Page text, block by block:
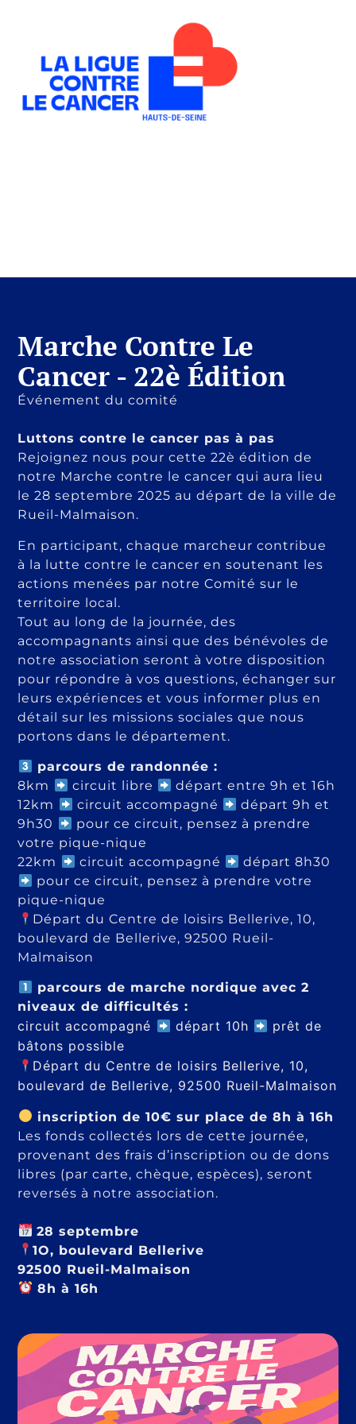
Marche Contre Le
Cancer - 22è Édition
Événement du comité
Luttons contre le cancer pas à pas
Rejoignez nous pour cette 22è édition de
notre Marche contre le cancer qui aura lieu
le 28 septembre 2025 au départ de la ville de
Rueil-Malmaison.
En participant, chaque marcheur contribue
à la lutte contre le cancer en soutenant les
actions menées par notre Comité sur le
territoire local.
Tout au long de la journée, des
accompagnants ainsi que des bénévoles de
notre association seront à votre disposition
pour répondre à vos questions, échanger sur
leurs expériences et vous informer plus en
détail sur les missions sociales que nous
portons dans le département.
parcours de randonnée :
8km
circuit libre
départ entre 9h et 16h
12km
circuit accompagné
départ 9h et
9h30
pour ce circuit, pensez à prendre
votre pique-nique
22km
circuit accompagné
départ 8h30
pour ce circuit, pensez à prendre votre
pique-nique
Départ du Centre de loisirs Bellerive, 10,
boulevard de Bellerive, 92500 Rueil-
Malmaison
parcours de marche nordique avec 2
niveaux de difficultés :
circuit accompagné départ 10h
prêt de
bâtons possible
Départ du Centre de loisirs Bellerive, 10,
boulevard de Bellerive, 92500 Rueil-Malmaison
inscription de 10€ sur place de 8h à 16h
Lesfonds collectés lors de cette journée,
provenant des frais d’inscription ou dedons
libres (par carte, chèque, espèces), seront
reversés à notre association.
28 septembre
1O, boulevard Bellerive
92500 Rueil-Malmaison
8h à 16h